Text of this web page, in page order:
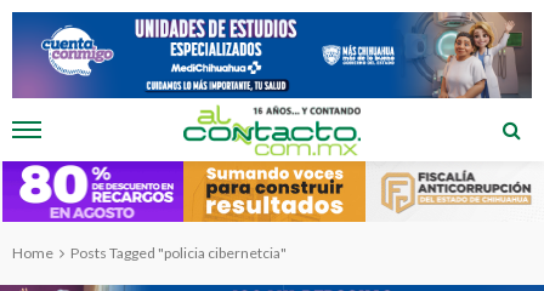
Home Posts Tagged "policia cibernetcia"